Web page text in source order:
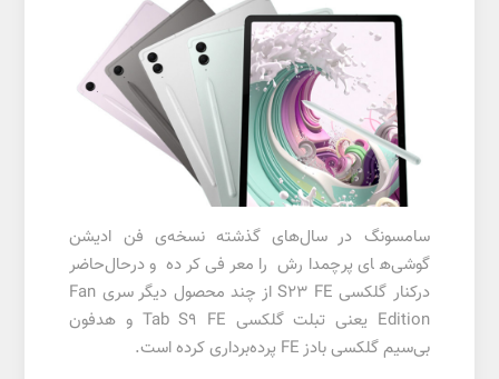
سامسونگ در سال‌های گذشته نسخه‌ی فن ادیشن
گوشی‌های پرچمدارش را معرفی کرده و درحال‌حاضر
درکنار گلکسی S23 FE از چند محصول دیگر سری Fan
Edition یعنی تبلت گلکسی Tab S9 FE و هدفون
بی‌سیم گلکسی بادز FE پرده‌برداری کرده است.